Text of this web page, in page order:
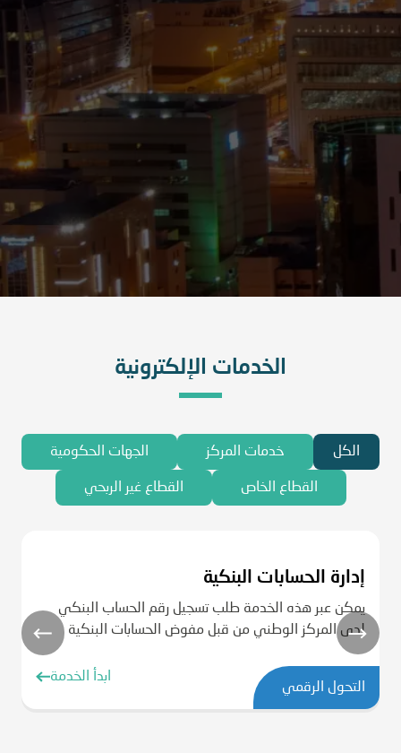
الخدمات الإلكترونية
الكل خدمات المركز الجهات الحكومية
القطاع الخاص القطاع غير الربحي
إدارة الحسابات البنكية
يمكن عبر هذه الخدمة طلب تسجيل رقم الحساب البنكي
لدى المركز الوطني من قبل مفوض الحسابات البنكية
التحول الرقمي
ابدأ الخدمة